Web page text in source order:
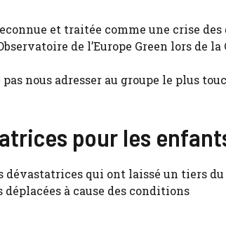
et traitée comme une crise des
de l’Europe Green lors de la
nous adresser au groupe le plus
pour les
qui ont laissé un tiers
à cause des conditions